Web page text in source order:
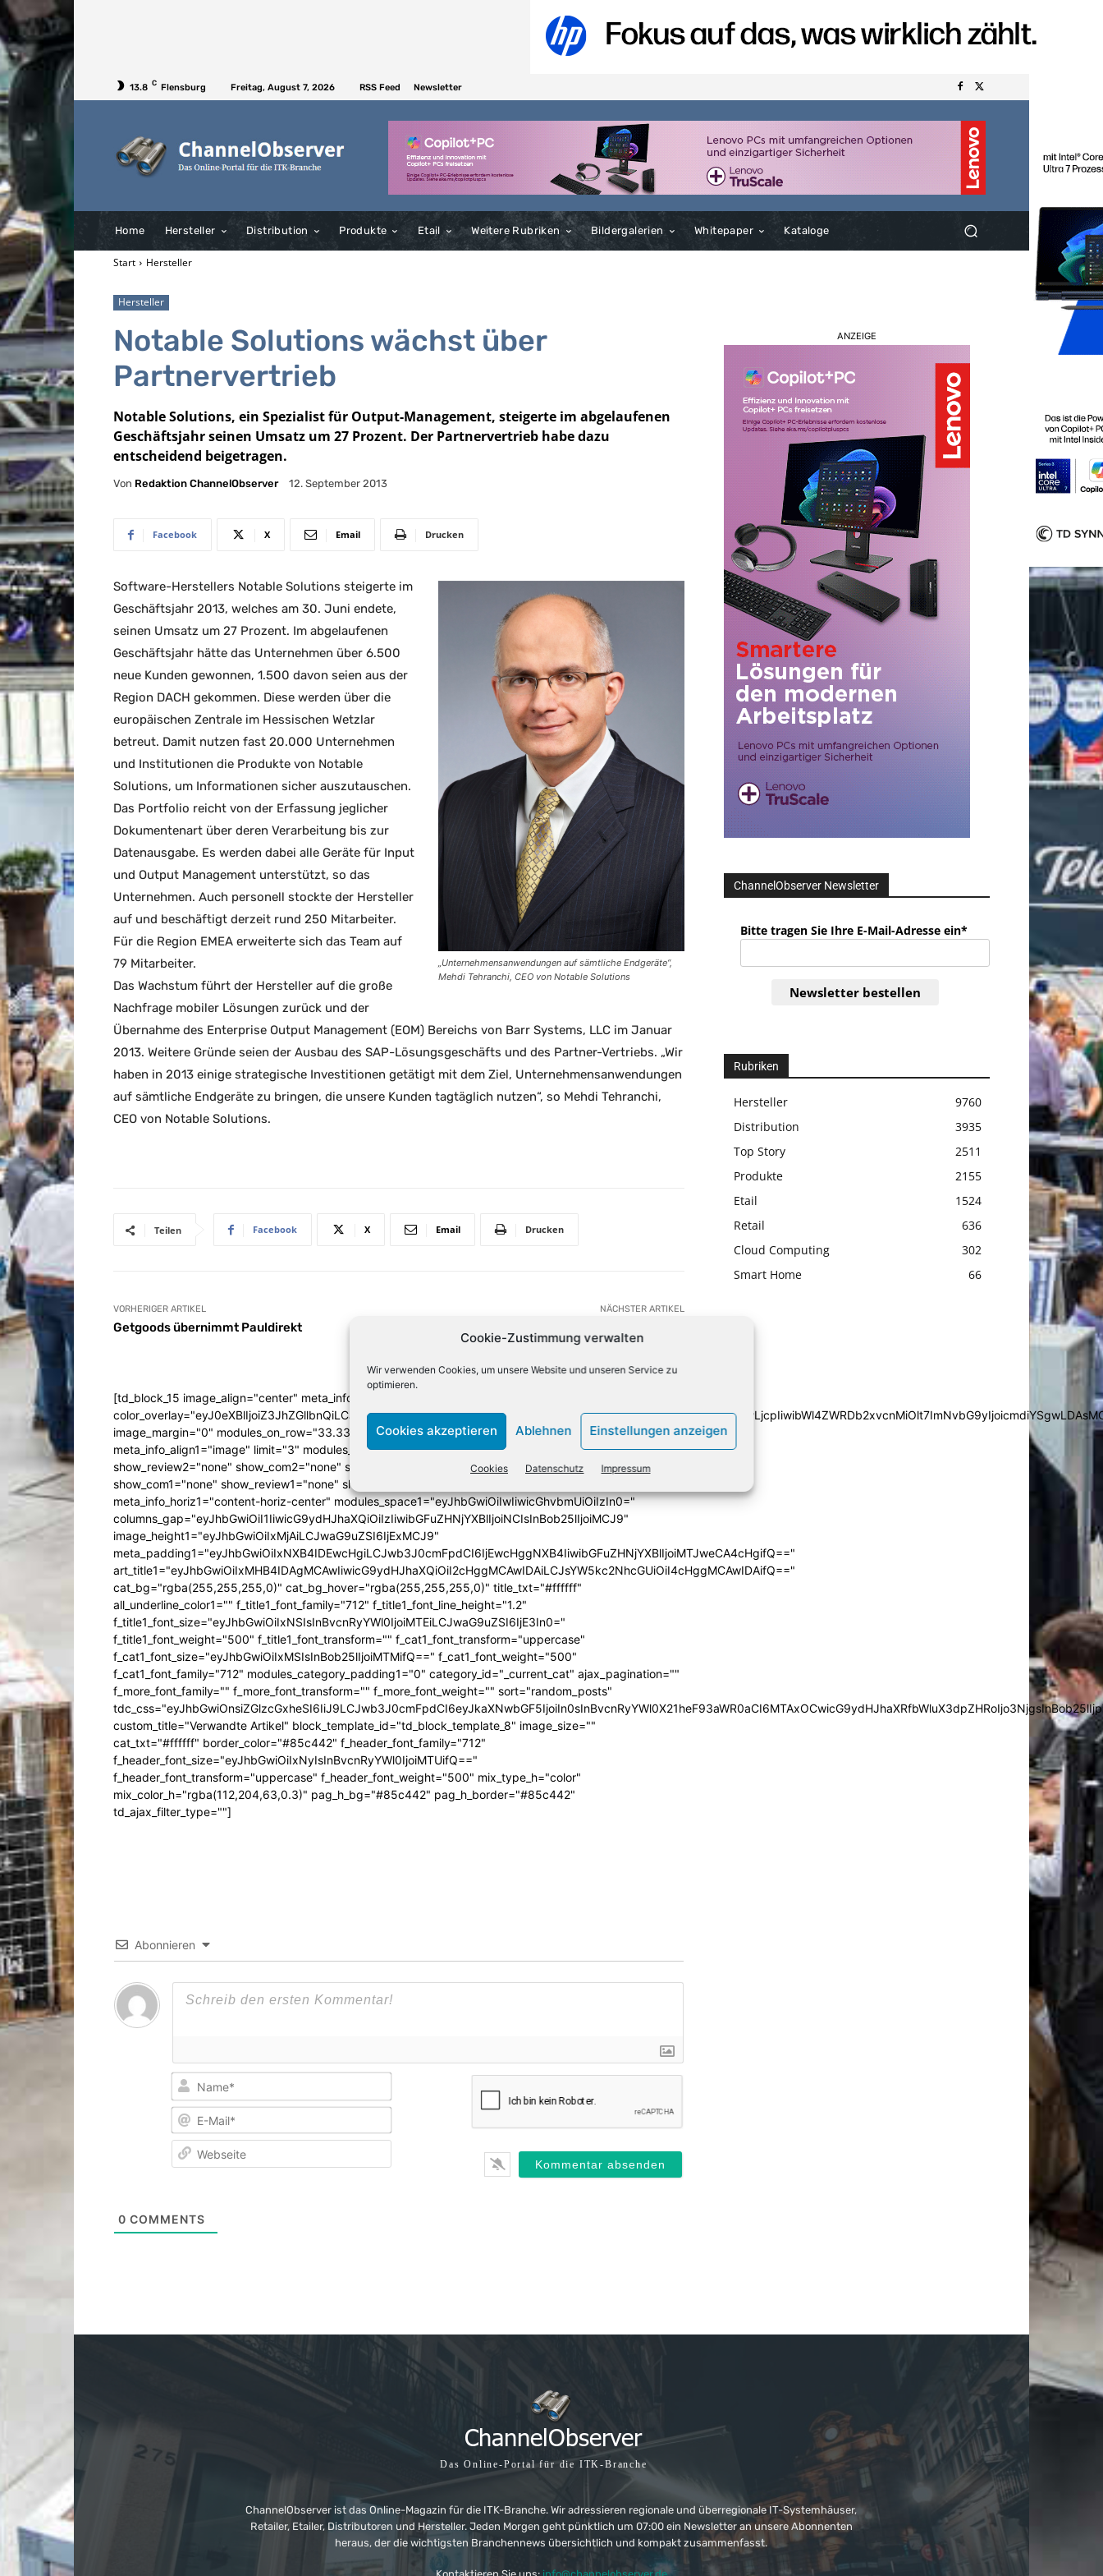
Cookie-Zustimmung verwalten
Wir verwenden Cookies, um unsere Website und unseren Service zu
optimieren.
Cookies akzeptieren Ablehnen Einstellungen anzeigen
Cookies Datenschutz Impressum
13.8 C Flensburg Freitag, August 7, 2026 RSS Feed Newsletter
Home Hersteller Distribution Produkte Etail Weitere Rubriken Bildergalerien Whitepaper Kataloge
Start Hersteller
Hersteller
Notable Solutions wächst über
Partnervertrieb
Notable Solutions, ein Spezialist für Output-Management, steigerte im abgelaufenen
Geschäftsjahr seinen Umsatz um 27 Prozent. Der Partnervertrieb habe dazu
entscheidend beigetragen.
Von Redaktion ChannelObserver 12. September 2013
Facebook X Email Drucken
„Unternehmensanwendungen auf sämtliche Endgeräte“,
Mehdi Tehranchi, CEO von Notable Solutions
Software-Herstellers Notable Solutions steigerte im
Geschäftsjahr 2013, welches am 30. Juni endete,
seinen Umsatz um 27 Prozent. Im abgelaufenen
Geschäftsjahr hätte das Unternehmen über 6.500
neue Kunden gewonnen, 1.500 davon seien aus der
Region DACH gekommen. Diese werden über die
europäischen Zentrale im Hessischen Wetzlar
betreut. Damit nutzen fast 20.000 Unternehmen
und Institutionen die Produkte von Notable
Solutions, um Informationen sicher auszutauschen.
Das Portfolio reicht von der Erfassung jeglicher
Dokumentenart über deren Verarbeitung bis zur
Datenausgabe. Es werden dabei alle Geräte für Input
und Output Management unterstützt, so das
Unternehmen. Auch personell stockte der Hersteller
auf und beschäftigt derzeit rund 250 Mitarbeiter.
Für die Region EMEA erweiterte sich das Team auf
79 Mitarbeiter.
Das Wachstum führt der Hersteller auf die große
Nachfrage mobiler Lösungen zurück und der
Übernahme des Enterprise Output Management (EOM) Bereichs von Barr Systems, LLC im Januar
2013. Weitere Gründe seien der Ausbau des SAP-Lösungsgeschäfts und des Partner-Vertriebs. „Wir
haben in 2013 einige strategische Investitionen getätigt mit dem Ziel, Unternehmensanwendungen
auf sämtliche Endgeräte zu bringen, die unsere Kunden tagtäglich nutzen“, so Mehdi Tehranchi,
CEO von Notable Solutions.
Teilen Facebook X Email Drucken
VORHERIGER ARTIKEL
Getgoods übernimmt Pauldirekt
NÄCHSTER ARTIKEL
einrichten
[td_block_15 image_align="center" meta_info_align="bottom"
image_margin="0" modules_on_row="33.33333333%" columns="33.33333333%"
meta_info_align1="image" limit="3" modules_category="above" show_author2="none" show_date2="none"
show_review2="none" show_com2="none" show_excerpt2="none" show_excerpt1="none"
show_com1="none" show_review1="none" show_date1="none" show_author1="none"
meta_info_horiz1="content-horiz-center" modules_space1="eyJhbGwiOiIwIiwicGhvbmUiOiIzIn0="
columns_gap="eyJhbGwiOiI1IiwicG9ydHJhaXQiOiIzIiwibGFuZHNjYXBlIjoiNCIsInBob25lIjoiMCJ9"
image_height1="eyJhbGwiOiIxMjAiLCJwaG9uZSI6IjExMCJ9"
meta_padding1="eyJhbGwiOiIxNXB4IDEwcHgiLCJwb3J0cmFpdCI6IjEwcHggNXB4IiwibGFuZHNjYXBlIjoiMTJweCA4cHgifQ=="
art_title1="eyJhbGwiOiIxMHB4IDAgMCAwIiwicG9ydHJhaXQiOiI2cHggMCAwIDAiLCJsYW5kc2NhcGUiOiI4cHggMCAwIDAifQ=="
cat_bg="rgba(255,255,255,0)" cat_bg_hover="rgba(255,255,255,0)" title_txt="#ffffff"
all_underline_color1="" f_title1_font_family="712" f_title1_font_line_height="1.2"
f_title1_font_size="eyJhbGwiOiIxNSIsInBvcnRyYWl0IjoiMTEiLCJwaG9uZSI6IjE3In0="
f_title1_font_weight="500" f_title1_font_transform="" f_cat1_font_transform="uppercase"
f_cat1_font_size="eyJhbGwiOiIxMSIsInBob25lIjoiMTMifQ==" f_cat1_font_weight="500"
f_cat1_font_family="712" modules_category_padding1="0" category_id="_current_cat" ajax_pagination=""
f_more_font_family="" f_more_font_transform="" f_more_font_weight="" sort="random_posts"
custom_title="Verwandte Artikel" block_template_id="td_block_template_8" image_size=""
cat_txt="#ffffff" border_color="#85c442" f_header_font_family="712"
f_header_font_size="eyJhbGwiOiIxNyIsInBvcnRyYWl0IjoiMTUifQ=="
f_header_font_transform="uppercase" f_header_font_weight="500" mix_type_h="color"
mix_color_h="rgba(112,204,63,0.3)" pag_h_bg="#85c442" pag_h_border="#85c442"
td_ajax_filter_type=""]
Abonnieren
Name*
E-
0 COMMENTS
ANZEIGE
ChannelObserver Newsletter
Bitte tragen Sie Ihre E-Mail-Adresse ein*
Newsletter bestellen
Rubriken
Hersteller
9760
Distribution
3935
Top Story
2511
Produkte
2155
Etail
1524
Retail
636
Cloud Computing
302
Smart Home
66
Das Online-Portal für die ITK-Branche
ChannelObserver ist das Online-Magazin für die ITK-Branche. Wir adressieren regionale und überregionale IT-Systemhäuser,
Retailer, Etailer, Distributoren und Hersteller. Jeden Morgen geht pünktlich um 07:00 ein Newsletter an unsere Abonnenten
heraus, der die wichtigsten Branchennews übersichtlich und kompakt zusammenfasst.